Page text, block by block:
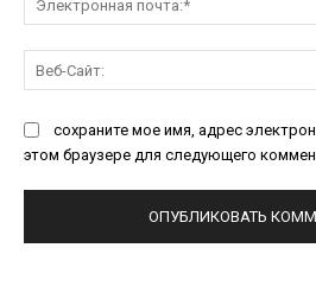
сохраните мое имя, адрес
этом браузере для следующего